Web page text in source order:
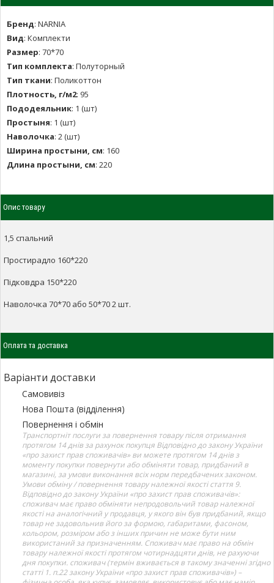
Бренд: NARNIA
Вид: Комплекти
Размер: 70*70
Тип комплекта: Полуторный
Тип ткани: Поликоттон
Плотность, г/м2: 95
Пододеяльник: 1 (шт)
Простыня: 1 (шт)
Наволочка: 2 (шт)
Ширина простыни, см: 160
Длина простыни, см: 220
Опис товару
1,5 спальний
Простирадло 160*220
Підковдра 150*220
Наволочка 70*70 або 50*70 2 шт.
Оплата та доставка
Варіанти доставки
Самовивіз
Нова Пошта (відділення)
Повернення і обмін
Транспортніт послуги за повернення товару після отримання
протягом 14 днів за рахунок покупця Відповідно до закону України
«про захист прав споживачів» ви можете протягом 14 днів з
моменту покупки повернути або обміняти товар, придбаний в
магазині, за умови виконання всіх норм передбачених законом.
Умови обміну / повернення товару належної якості стаття 9.
Відповідно до закону України «про захист прав споживачів»:
споживач має право обміняти непродовольчий товар належної
якості на аналогічний у продавця, у якого він був придбаний, якщо
товар не задовольнив його за формою, габаритами, фасоном,
кольором, розміром або з інших причин не може бути ним
використаний за призначенням. Споживач має право на обмін
товару належної якості протягом чотирнадцяти днів, не рахуючи
дня покупки. споживач (термін вживається в такому значенні згідно
статті 1. п.22 закону України «про захист прав споживачів») –